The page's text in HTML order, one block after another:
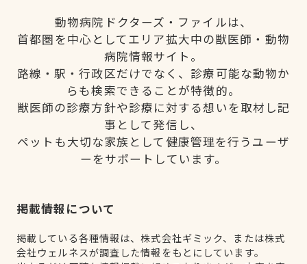
動物病院ドクターズ・ファイルは、
首都圏を中心としてエリア拡大中の獣医師・動物
病院情報サイト。
路線・駅・行政区だけでなく、診療可能な動物か
らも検索できることが特徴的。
獣医師の診療方針や診療に対する想いを取材し記
事として発信し、
ペットも大切な家族として健康管理を行うユーザ
ーをサポートしています。
掲載情報について
掲載している各種情報は、株式会社ギミック、または株式
会社ウェルネスが調査した情報をもとにしています。